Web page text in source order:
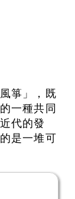
箏」，既
一種共同
代的發
是一堆可